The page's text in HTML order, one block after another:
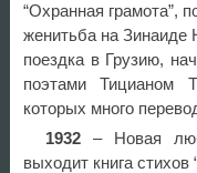
“Охранная грамота”,
женитьба на Зинаиде
поездка в Грузию,
поэтами Тицианом
которых много
1932– Новая
выходит книга стихов